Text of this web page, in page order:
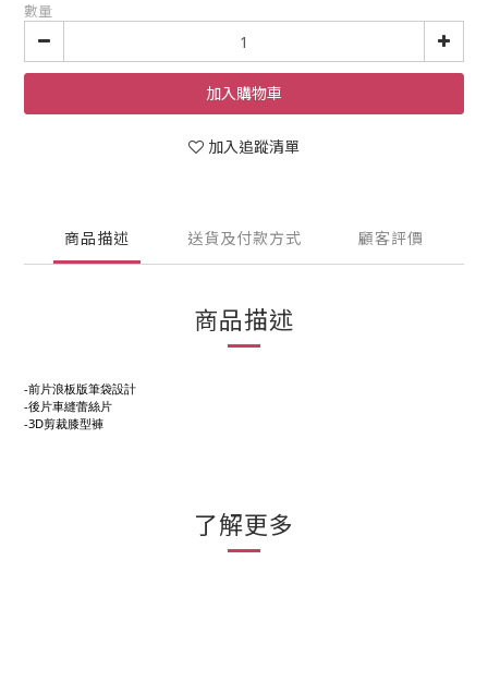
數量
加入購物車
加入追蹤清單
商品描述 送貨及付款方式 顧客評價
商品描述
-前片浪板版筆袋設計
-後片車縫蕾絲片
-3D剪裁膝型褲
了解更多